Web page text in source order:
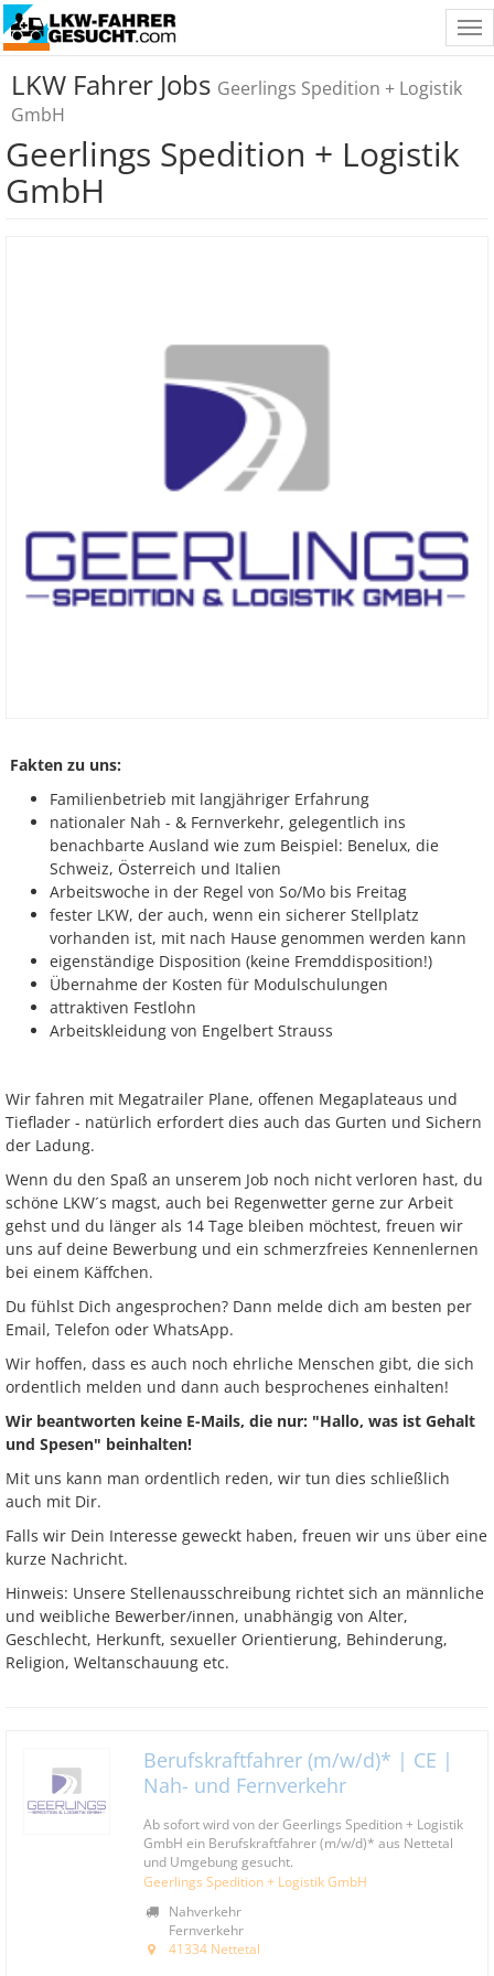
LKW Fahrer Jobs Geerlings Spedition + Logistik
GmbH
Geerlings Spedition + Logistik
GmbH
Fakten zu uns:
Familienbetrieb mit langjähriger Erfahrung
nationaler Nah - & Fernverkehr, gelegentlich ins
benachbarte Ausland wie zum Beispiel: Benelux, die
Schweiz, Österreich und Italien
Arbeitswoche in der Regel von So/Mo bis Freitag
fester LKW, der auch, wenn ein sicherer Stellplatz
vorhanden ist, mit nach Hause genommen werden kann
eigenständige Disposition (keine Fremddisposition!)
Übernahme der Kosten für Modulschulungen
attraktiven Festlohn
Arbeitskleidung von Engelbert Strauss
Wir fahren mit Megatrailer Plane, offenen Megaplateaus und
Tieflader - natürlich erfordert dies auch das Gurten und Sichern
der Ladung.
Wenn du den Spaß an unserem Job noch nicht verloren hast, du
schöne LKW´s magst, auch bei Regenwetter gerne zur Arbeit
gehst und du länger als 14 Tage bleiben möchtest, freuen wir
uns auf deine Bewerbung und ein schmerzfreies Kennenlernen
bei einem Käffchen.
Du fühlst Dich angesprochen? Dann melde dich am besten per
Email, Telefon oder WhatsApp.
Wir hoffen, dass es auch noch ehrliche Menschen gibt, die sich
ordentlich melden und dann auch besprochenes einhalten!
Wir beantworten keine E-Mails, die nur: "Hallo, was ist Gehalt
und Spesen" beinhalten!
Mit uns kann man ordentlich reden, wir tun dies schließlich
auch mit Dir.
Falls wir Dein Interesse geweckt haben, freuen wir uns über eine
kurze Nachricht.
Hinweis: Unsere Stellenausschreibung richtet sich an männliche
und weibliche Bewerber/innen, unabhängig von Alter,
Geschlecht, Herkunft, sexueller Orientierung, Behinderung,
Religion, Weltanschauung etc.
Berufskraftfahrer (m/w/d)* | CE |
Nah- und Fernverkehr
Ab sofort wird von der Geerlings Spedition + Logistik
GmbH ein Berufskraftfahrer (m/w/d)* aus Nettetal
und Umgebung gesucht.
Geerlings Spedition + Logistik GmbH
Nahverkehr
Fernverkehr
41334 Nettetal